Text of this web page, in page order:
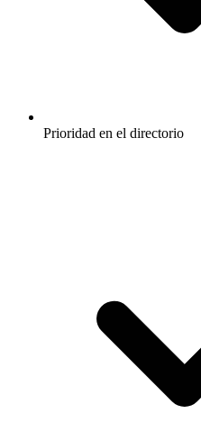
Prioridad en el directorio